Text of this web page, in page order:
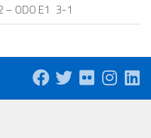
– ODO E1 3-1